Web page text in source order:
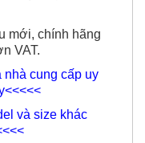
thực tế, bản vẽ
mới, chính hãng
VAT.
cung cấp uy
và size khác